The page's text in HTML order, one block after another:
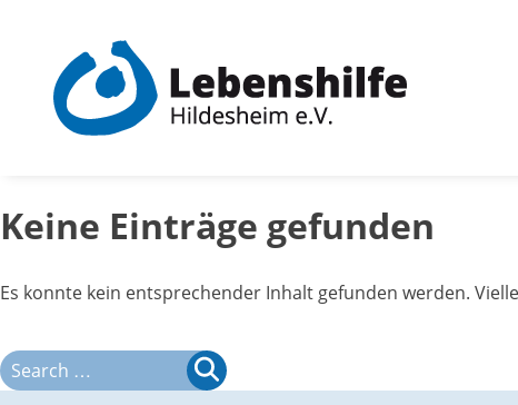
content
Keine Einträge gefunden
Es konnte kein entsprechender Inhalt gefunden werden.
Search
for: